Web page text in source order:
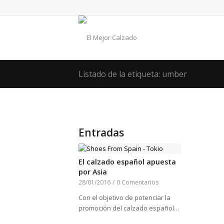
Listado de la etiqueta: umber
Entradas
El calzado español apuesta
por Asia
28/01/2016 / 0 Comentarios
Con el objetivo de potenciar la
promoción del calzado español…